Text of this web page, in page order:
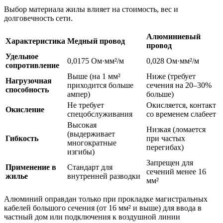
Выбор материала жилы влияет на стоимость, вес и
долговечность сети.
Характеристика Медный провод
Алюминиевый
провод
Удельное
сопротивление
0,0175 Ом·мм²/м 0,028 Ом·мм²/м
Нагрузочная
способность
Выше (на 1 мм²
приходится больше
ампер)
Ниже (требует
сечения на 20–30%
больше)
Окисление
Не требует
спецобслуживания
Окисляется, контакт
со временем слабеет
Гибкость
Высокая
(выдерживает
многократные
изгибы)
Низкая (ломается
при частых
перегибах)
Применение в
жилье
Стандарт для
внутренней разводки
Запрещен для
сечений менее 16
мм²
Алюминий оправдан только при прокладке магистральных
кабелей большого сечения (от 16 мм² и выше) для ввода в
частный дом или подключения к воздушной линии